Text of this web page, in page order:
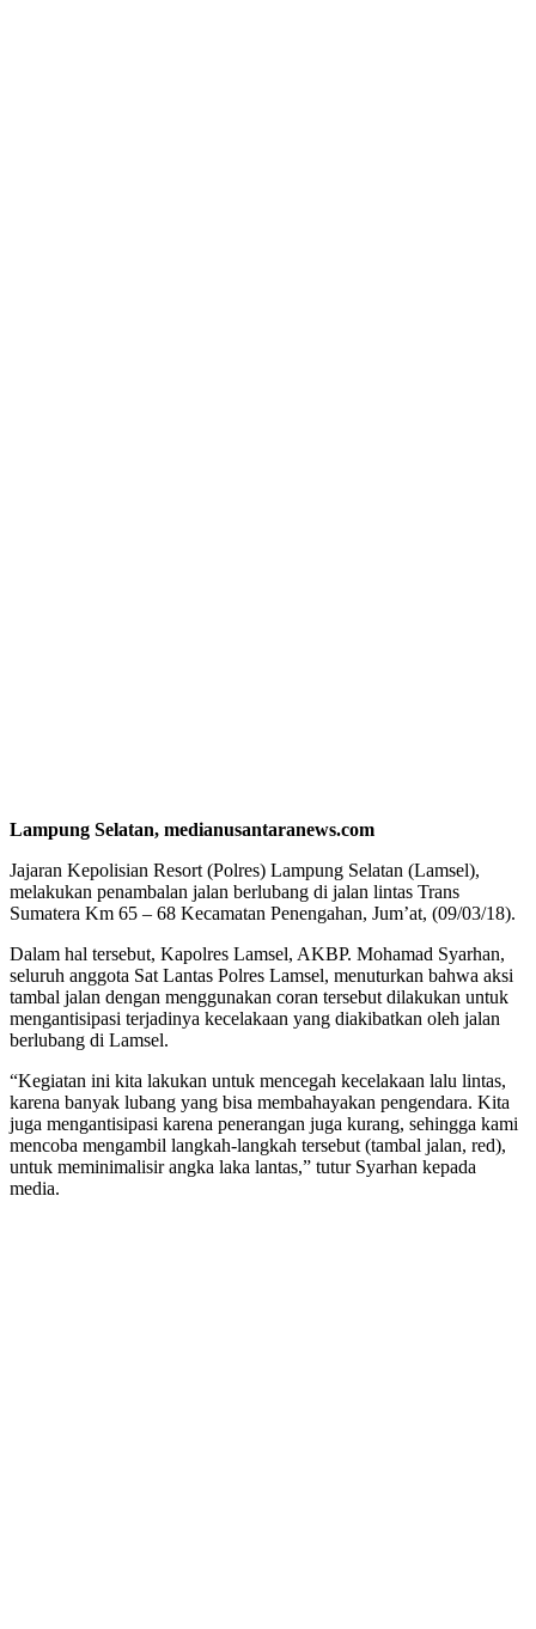
Lampung Selatan, medianusantaranews.com
Jajaran Kepolisian Resort (Polres) Lampung Selatan (Lamsel),
melakukan penambalan jalan berlubang di jalan lintas Trans
Sumatera Km 65 – 68 Kecamatan Penengahan, Jum’at, (09/03/18).
Dalam hal tersebut, Kapolres Lamsel, AKBP. Mohamad Syarhan,
seluruh anggota Sat Lantas Polres Lamsel, menuturkan bahwa aksi
tambal jalan dengan menggunakan coran tersebut dilakukan untuk
mengantisipasi terjadinya kecelakaan yang diakibatkan oleh jalan
berlubang di Lamsel.
“Kegiatan ini kita lakukan untuk mencegah kecelakaan lalu lintas,
karena banyak lubang yang bisa membahayakan pengendara. Kita
juga mengantisipasi karena penerangan juga kurang, sehingga kami
mencoba mengambil langkah-langkah tersebut (tambal jalan, red),
untuk meminimalisir angka laka lantas,” tutur Syarhan kepada
media.